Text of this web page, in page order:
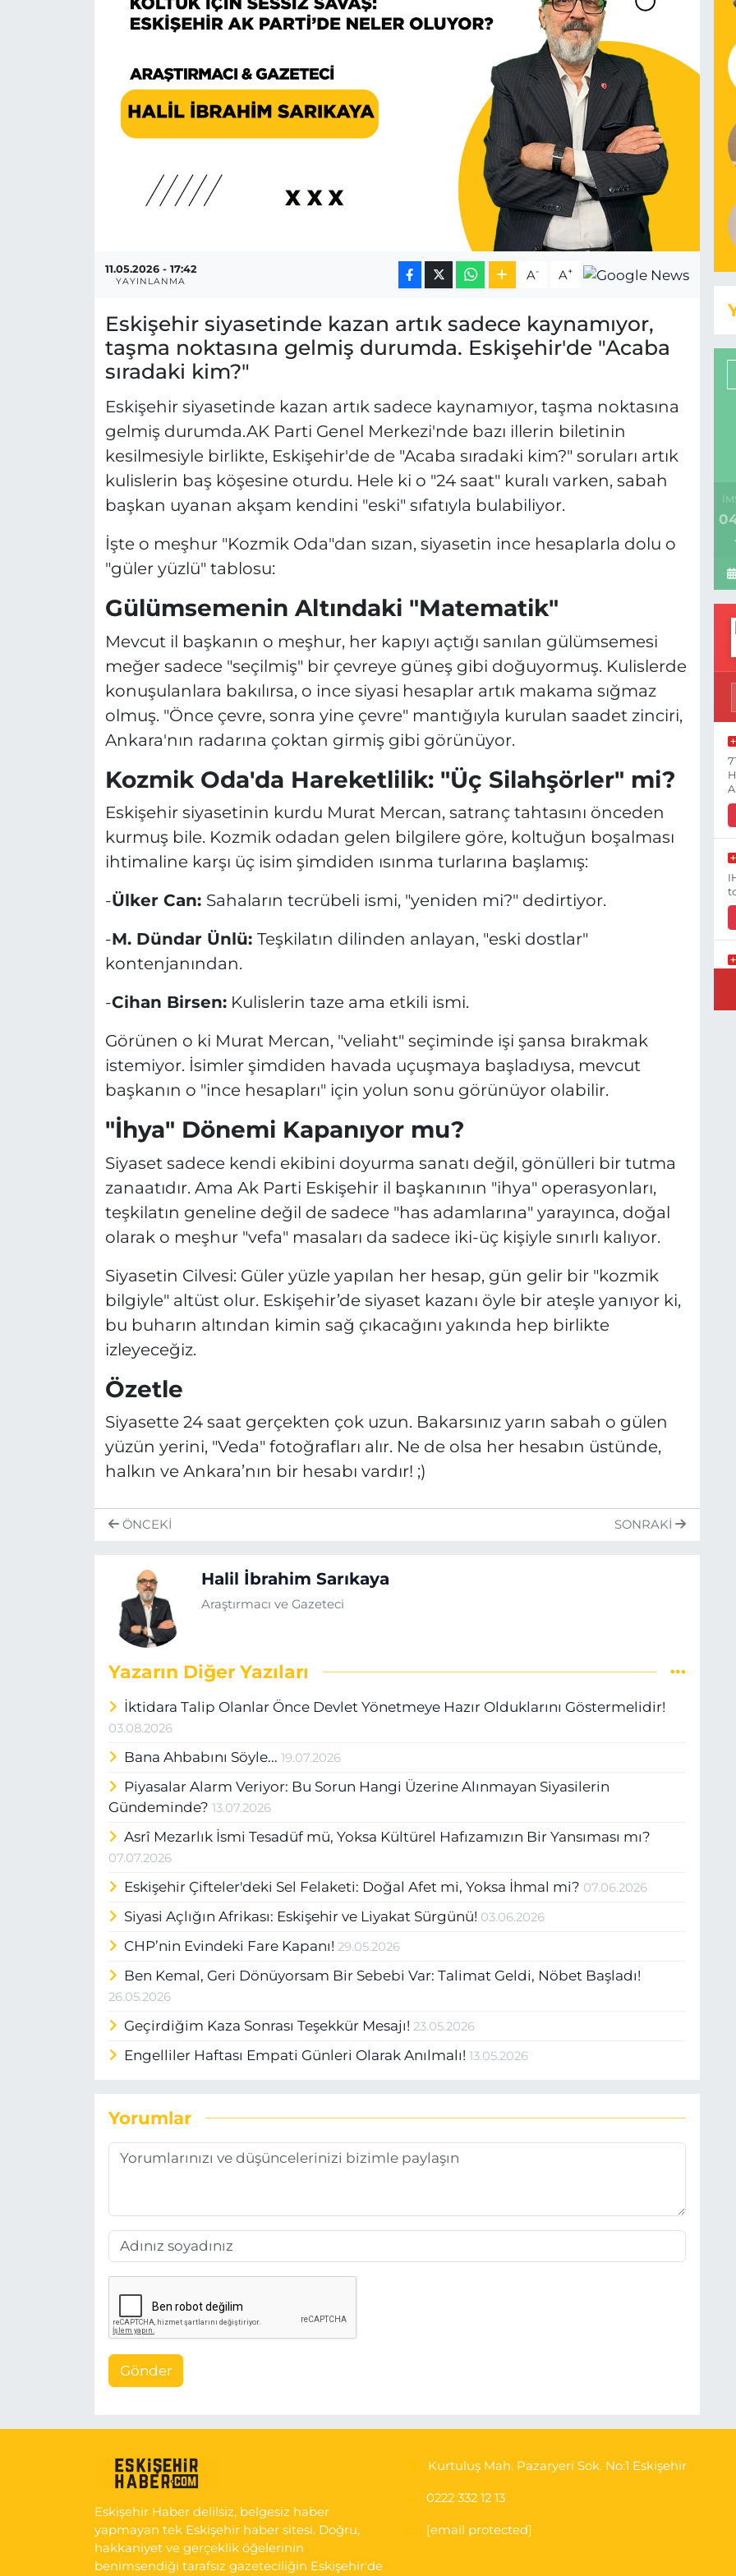
11.05.2026 - 17:42
YAYINLANMA A- A+
Eskişehir siyasetinde kazan artık sadece kaynamıyor,
taşma noktasına gelmiş durumda. Eskişehir'de "Acaba
sıradaki kim?"
Eskişehir siyasetinde kazan artık sadece kaynamıyor, taşma noktasına
gelmiş durumda.AK Parti Genel Merkezi'nde bazı illerin biletinin
kesilmesiyle birlikte, Eskişehir'de de "Acaba sıradaki kim?" soruları artık
kulislerin baş köşesine oturdu. Hele ki o "24 saat" kuralı varken, sabah
başkan uyanan akşam kendini "eski" sıfatıyla bulabiliyor.
İşte o meşhur "Kozmik Oda"dan sızan, siyasetin ince hesaplarla dolu o
"güler yüzlü" tablosu:
Gülümsemenin Altındaki "Matematik"
Mevcut il başkanın o meşhur, her kapıyı açtığı sanılan gülümsemesi
meğer sadece "seçilmiş" bir çevreye güneş gibi doğuyormuş. Kulislerde
konuşulanlara bakılırsa, o ince siyasi hesaplar artık makama sığmaz
olmuş. "Önce çevre, sonra yine çevre" mantığıyla kurulan saadet zinciri,
Ankara'nın radarına çoktan girmiş gibi görünüyor.
Kozmik Oda'da Hareketlilik: "Üç Silahşörler" mi?
Eskişehir siyasetinin kurdu Murat Mercan, satranç tahtasını önceden
kurmuş bile. Kozmik odadan gelen bilgilere göre, koltuğun boşalması
ihtimaline karşı üç isim şimdiden ısınma turlarına başlamış:
-Ülker Can: Sahaların tecrübeli ismi, "yeniden mi?" dedirtiyor.
-M. Dündar Ünlü: Teşkilatın dilinden anlayan, "eski dostlar"
kontenjanından.
-Cihan Birsen:Kulislerin taze ama etkili ismi.
Görünen o ki Murat Mercan, "veliaht" seçiminde işi şansa bırakmak
istemiyor. İsimler şimdiden havada uçuşmaya başladıysa, mevcut
başkanın o "ince hesapları" için yolun sonu görünüyor olabilir.
"İhya" Dönemi Kapanıyor mu?
Siyaset sadece kendi ekibini doyurma sanatı değil, gönülleri bir tutma
zanaatıdır. Ama Ak Parti Eskişehir il başkanının "ihya" operasyonları,
teşkilatın geneline değil de sadece "has adamlarına" yarayınca, doğal
olarak o meşhur "vefa" masaları da sadece iki-üç kişiyle sınırlı kalıyor.
Siyasetin Cilvesi: Güler yüzle yapılan her hesap, gün gelir bir "kozmik
bilgiyle" altüst olur. Eskişehir’de siyaset kazanı öyle bir ateşle yanıyor ki,
bu buharın altından kimin sağ çıkacağını yakında hep birlikte
izleyeceğiz.
Özetle
Siyasette 24 saat gerçekten çok uzun. Bakarsınız yarın sabah o gülen
yüzün yerini, "Veda" fotoğrafları alır. Ne de olsa her hesabın üstünde,
halkın ve Ankara’nın bir hesabı vardır! ;)
ÖNCEKI SONRAKI
Halil İbrahim Sarıkaya
Araştırmacı ve Gazeteci
Yazarın Diğer Yazıları
İktidara Talip Olanlar Önce Devlet Yönetmeye Hazır Olduklarını Göstermelidir!
03.08.2026
Bana Ahbabını Söyle...19.07.2026
Piyasalar Alarm Veriyor: Bu Sorun Hangi Üzerine Alınmayan Siyasilerin
Gündeminde? 13.07.2026
Asrî Mezarlık İsmi Tesadüf mü, Yoksa Kültürel Hafızamızın Bir Yansıması mı?
07.07.2026
Eskişehir Çifteler'deki Sel Felaketi: Doğal Afet mi, Yoksa İhmal mi? 07.06.2026
Siyasi Açlığın Afrikası: Eskişehir ve Liyakat Sürgünü! 03.06.2026
CHP’nin Evindeki Fare Kapanı! 29.05.2026
Ben Kemal, Geri Dönüyorsam Bir Sebebi Var: Talimat Geldi, Nöbet Başladı!
26.05.2026
Geçirdiğim Kaza Sonrası Teşekkür Mesajı! 23.05.2026
Engelliler Haftası Empati Günleri Olarak Anılmalı!13.05.2026
Yorumlar
Gönder
Eskişehir Haber delilsiz, belgesiz haber
yapmayan tek Eskişehir haber sitesi. Doğru,
hakkaniyet ve gerçeklik öğelerinin
benimsendiği tarafsız gazeteciliğin Eskişehir'de
Kurtuluş Mah. Pazaryeri Sok. No:1 Eskişehir
0222 332 12 13
[email protected]
ESKİŞEHİRSPOR